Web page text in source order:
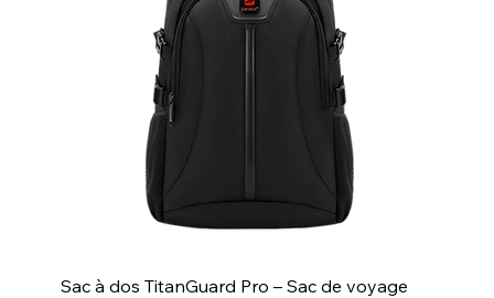
Sac à dos TitanGuard Pro – Sac de voyage